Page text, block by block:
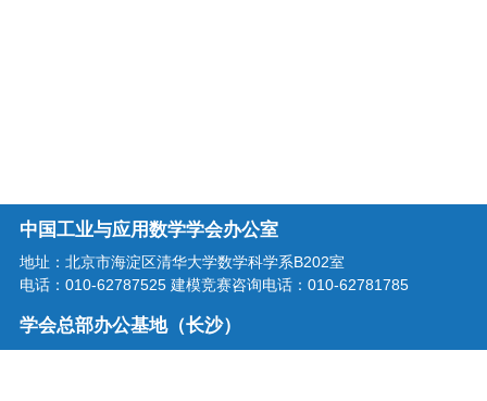
中国工业与应用数学学会办公室
地址：北京市海淀区清华大学数学科学系B202室
电话：010-62787525 建模竞赛咨询电话：010-62781785
学会总部办公基地（长沙）